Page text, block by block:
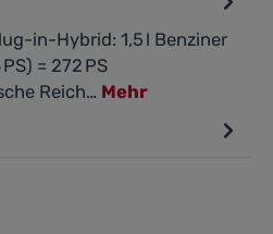
in-Hybrid: 1,5 l Benziner
= 272 PS
Reich… Mehr